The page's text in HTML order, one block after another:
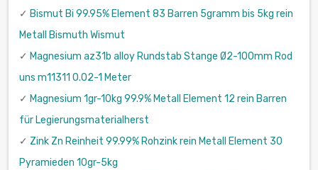
✓ Bismut Bi 99.95% Element 83 Barren 5gramm bis 5kg rein
Metall Bismuth Wismut
✓ Magnesium az31b alloy Rundstab Stange Ø2-100mm Rod
uns m11311 0.02-1 Meter
✓ Magnesium 1gr-10kg 99.9% Metall Element 12 rein Barren
für Legierungsmaterialherst
✓ Zink Zn Reinheit 99.99% Rohzink rein Metall Element 30
Pyramieden 10gr-5kg